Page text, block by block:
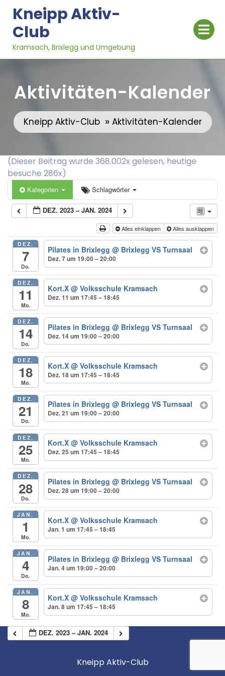
content
Kneipp Aktiv-
Club
Kramsach, Brixlegg und Umgebung
Aktivitäten-Kalender
Kneipp Aktiv-Club» Aktivitäten-Kalender
(Dieser Beitrag wurde 368.002x gelesen, heutige
besuche 286x)
Kategorien Schlagwörter
DEZ. 2023 – JAN. 2024
Alles einklappen Alles ausklappen
DEZ.
7
Do.
Pilates in Brixlegg@ Brixlegg VS Turnsaal
Dez. 7 um 19:00 – 20:00
DEZ.
11
Mo.
Kort.X@ Volksschule Kramsach
Dez. 11 um 17:45 – 18:45
DEZ.
14
Do.
Pilates in Brixlegg@ Brixlegg VS Turnsaal
Dez. 14 um 19:00 – 20:00
DEZ.
18
Mo.
Kort.X@ Volksschule Kramsach
Dez. 18 um 17:45 – 18:45
DEZ.
21
Do.
Pilates in Brixlegg@ Brixlegg VS Turnsaal
Dez. 21 um 19:00 – 20:00
DEZ.
25
Mo.
Kort.X@ Volksschule Kramsach
Dez. 25 um 17:45 – 18:45
DEZ.
28
Do.
Pilates in Brixlegg@ Brixlegg VS Turnsaal
Dez. 28 um 19:00 – 20:00
JAN.
1
Mo.
Kort.X@ Volksschule Kramsach
Jan. 1 um 17:45 – 18:45
JAN.
4
Do.
Pilates in Brixlegg@ Brixlegg VS Turnsaal
Jan. 4 um 19:00 – 20:00
JAN.
8
Mo.
Kort.X@ Volksschule Kramsach
Jan. 8 um 17:45 – 18:45
DEZ. 2023 – JAN. 2024
Kneipp Aktiv-Club